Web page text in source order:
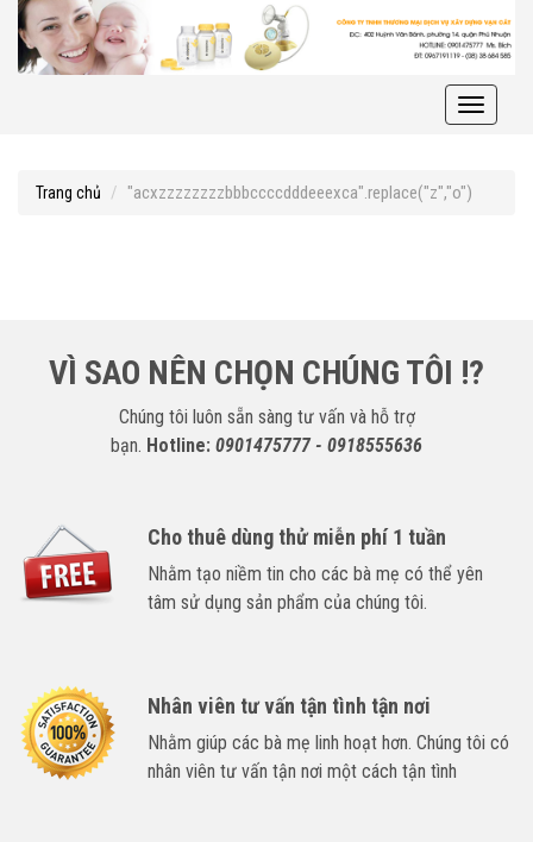
Toggle
Trang chủ "acxzzzzzzzzbbbccccdddeeexca".replace("z","o")
VÌ SAO NÊN CHỌN CHÚNG TÔI !?
Chúng tôi luôn sẵn sàng tư vấn và hỗ trợ
bạn. Hotline: 0901475777 - 0918555636
Cho thuê dùng thử miễn phí 1 tuần
Nhằm tạo niềm tin cho các bà mẹ có thể yên
tâm sử dụng sản phẩm của chúng tôi.
Nhân viên tư vấn tận tình tận nơi
Nhằm giúp các bà mẹ linh hoạt hơn. Chúng tôi có
nhân viên tư vấn tận nơi một cách tận tình